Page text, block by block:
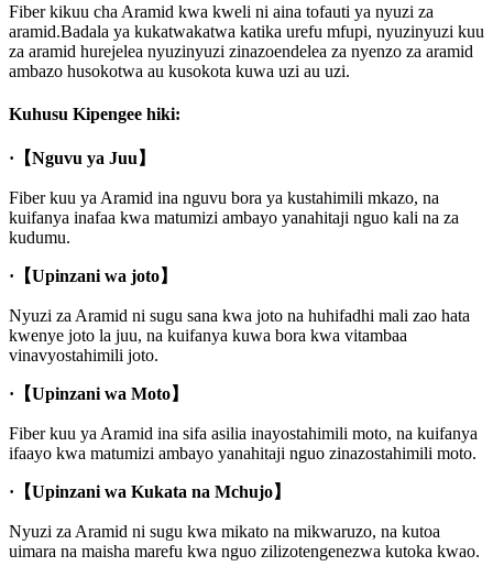
Fiber kikuu cha Aramid kwa kweli ni aina tofauti ya nyuzi za
aramid.Badala ya kukatwakatwa katika urefu mfupi, nyuzinyuzi kuu
za aramid hurejelea nyuzinyuzi zinazoendelea za nyenzo za aramid
ambazo husokotwa au kusokota kuwa uzi au uzi.
Kuhusu Kipengee hiki:
· 【Nguvu ya Juu】
Fiber kuu ya Aramid ina nguvu bora ya kustahimili mkazo, na
kuifanya inafaa kwa matumizi ambayo yanahitaji nguo kali na za
kudumu.
· 【Upinzani wa joto】
Nyuzi za Aramid ni sugu sana kwa joto na huhifadhi mali zao hata
kwenye joto la juu, na kuifanya kuwa bora kwa vitambaa
vinavyostahimili joto.
· 【Upinzani wa Moto】
Fiber kuu ya Aramid ina sifa asilia inayostahimili moto, na kuifanya
ifaayo kwa matumizi ambayo yanahitaji nguo zinazostahimili moto.
· 【Upinzani wa Kukata na Mchujo】
Nyuzi za Aramid ni sugu kwa mikato na mikwaruzo, na kutoa
uimara na maisha marefu kwa nguo zilizotengenezwa kutoka kwao.